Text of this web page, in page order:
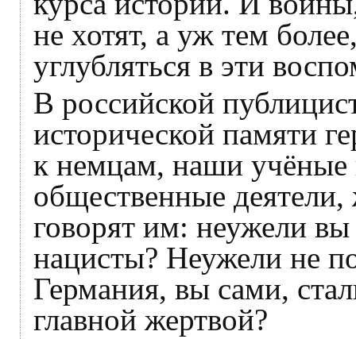
не хотят, а уж тем
углубляться в эти
В российской
исторической памяти
к немцам, наши учёные
общественные
говорят им: неужели
нацисты? Неужели не
Германия, вы сами,
главной жертвой?